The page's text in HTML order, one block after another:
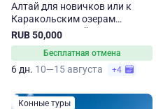
Алтай для новичков или к
Каракольским озерам
налегке. Конный тур
RUB 50,000
Бесплатная отмена
6 дн. 10—15 августа +4
Конные туры